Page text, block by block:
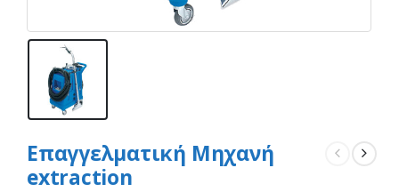
Eπαγγελµατική Μηχανή
extraction